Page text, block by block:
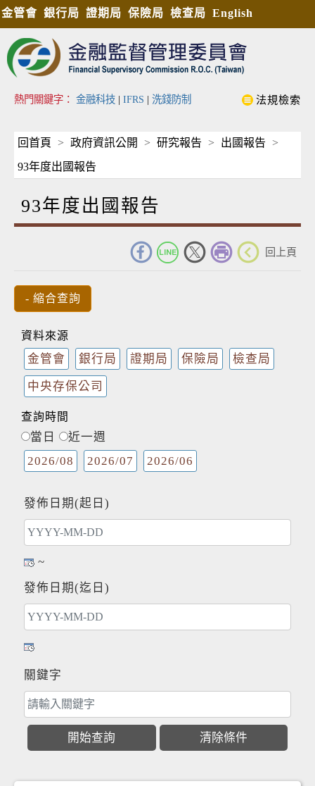
金管會 銀行局 證期局 保險局 檢查局 English
熱門關鍵字： 金融科技 | IFRS | 洗錢防制 法規檢索
回首頁 政府資訊公開 研究報告
出國報告
93年度出國報告
93年度出國報告
回上頁
資料來源
金管會 銀行局 證期局 保險局 檢查局
中央存保公司
查詢時間
當日
近一週
2026/08
2026/07 2026/06
發佈日期(起日)
~
發佈日期(迄日)
關鍵字